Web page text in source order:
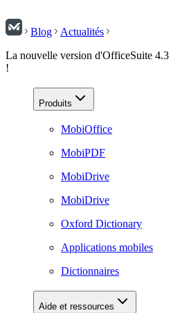
Blog
Actualités
La nouvelle version d'OfficeSuite
!
Produits
MobiOffice
MobiPDF
MobiDrive
MobiDrive
Oxford Dictionary
Applications mobiles
Dictionnaires
Aide et ressources